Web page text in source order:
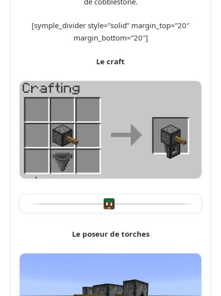
[symple_divider style=”solid” margin_top=”20″
margin_bottom=”20″]
Le craft
Le poseur de torches